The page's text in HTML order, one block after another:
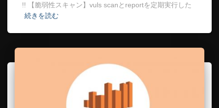
!! 【脆弱性スキャン】vuls scanとreportを定期実行した
続きを読む